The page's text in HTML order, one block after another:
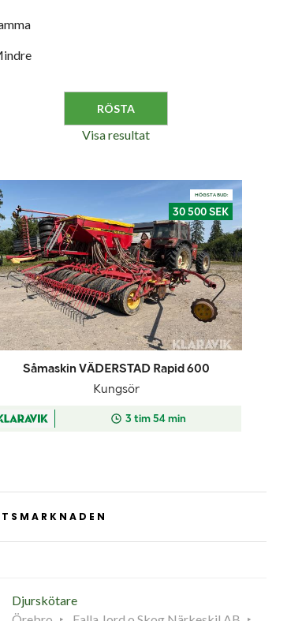
Visa resultat
Djurskötare